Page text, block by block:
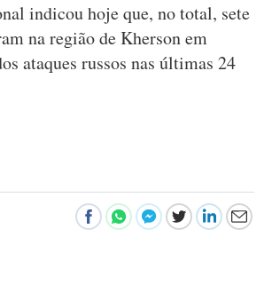
indicou hoje que, no total, sete
na região de Kherson em
ataques russos nas últimas 24